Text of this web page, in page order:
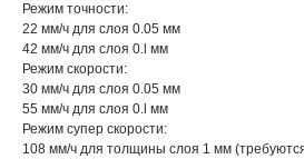
Режим точности:
22 мм/ч для слоя 0.05 мм
42 мм/ч для слоя 0.l мм
Режим скорости:
30 мм/ч для слоя 0.05 мм
55 мм/ч для слоя 0.l мм
Режим супер скорости:
108 мм/ч для толщины слоя 1 мм